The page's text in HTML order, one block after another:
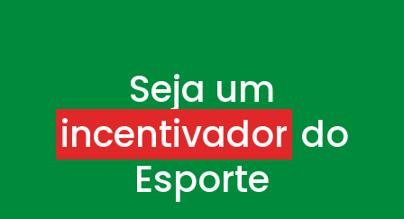
Seja um
incentivador do
Esporte